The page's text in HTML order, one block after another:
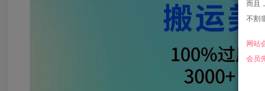
而且
不割
网站
会员